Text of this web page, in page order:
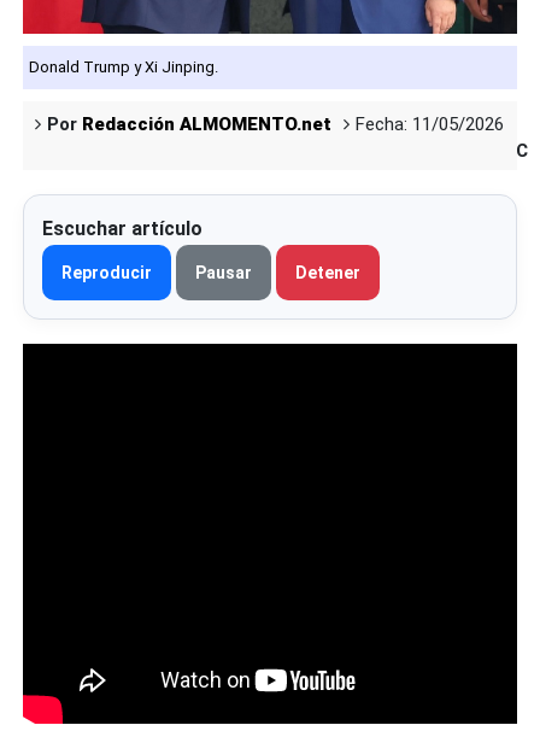
Donald Trump y Xi Jinping.
Por Redacción ALMOMENTO.net
Fecha: 11/05/2026
Escuchar artículo
Reproducir Pausar Detener